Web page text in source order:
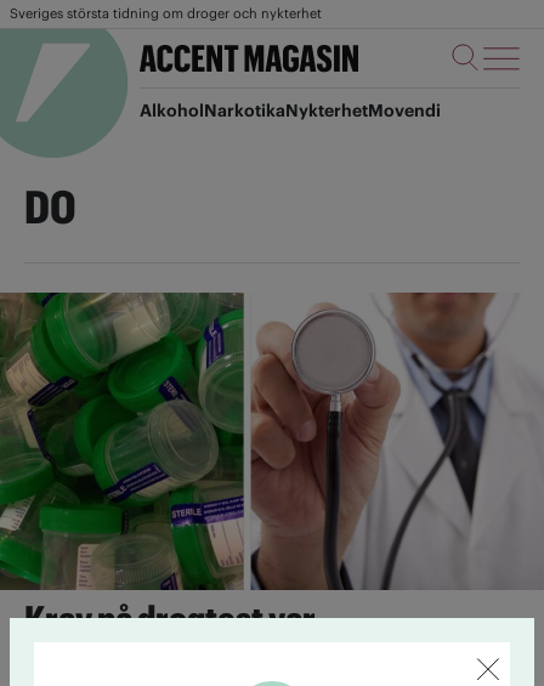
Sveriges största tidning om droger och nykterhet
AlkoholNarkotikaNykterhetMovendi
DO
Krav på drogtest var